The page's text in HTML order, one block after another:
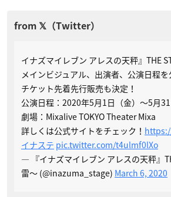
イナズマイレブン アレスの天秤』THE
メインビジュアル、出演者、公演日程を
チケット先着先行販売も決定！
公演日程：2020年5月1日（金）～5月31
劇場：Mixalive TOKYO Theater Mixa
詳しくは公式サイトをチェック！
イナステ pic.twitter.com/t4ulmf0lXo
— 『イナズマイレブン アレスの天秤』
雷～ (@inazuma_stage) March 6, 2020